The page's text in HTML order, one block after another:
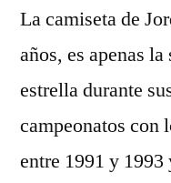
La camiseta de
años, es apenas
estrella durante
campeonatos con
entre 1991 y 1993